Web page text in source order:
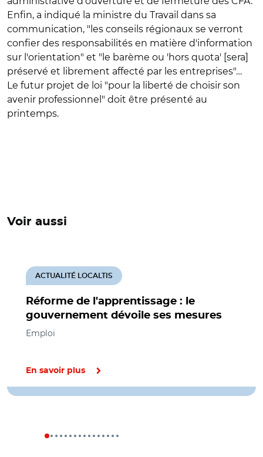
Enfin, a indiqué la ministre du Travail dans sa
communication, "les conseils régionaux se verront
confier des responsabilités en matière d'information
sur l'orientation" et "le barème ou 'hors quota' [sera]
préservé et librement affecté par les entreprises"…
Le futur projet de loi "pour la liberté de choisir son
avenir professionnel" doit être présenté au
printemps.
Voir aussi
Réforme de l'apprentissage : le
gouvernement dévoile ses mesures
ACTUALITÉ LOCALTIS
Emploi
En savoir plus